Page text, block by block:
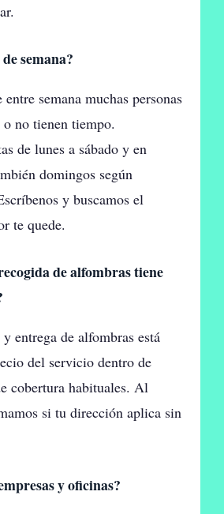
semana?
semana muchas personas
o no tienen tiempo.
de lunes a sábado y en
domingos según
y buscamos el
te quede.
de alfombras tiene
entrega de alfombras está
del servicio dentro de
cobertura habituales. Al
si tu dirección aplica sin
y oficinas?